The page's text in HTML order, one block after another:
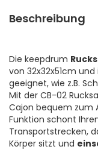
Beschreibung
Die keepdrum
von 32x32x51cm
geeignet, wie z.B.
Mit der CB-02
Cajon bequem zum
Funktion schont
Transportstrecken,
Körper sitzt und